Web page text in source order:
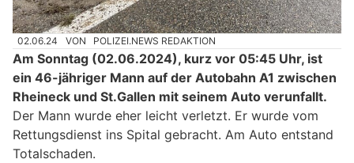
02.06.24 VON POLIZEI.NEWS REDAKTION
Am Sonntag (02.06.2024), kurz vor 05:45 Uhr, ist
ein 46-jähriger Mann auf der Autobahn A1 zwischen
Rheineck und St.Gallen mit seinem Auto verunfallt.
Der Mann wurde eher leicht verletzt. Er wurde vom
Rettungsdienst ins Spital gebracht. Am Auto entstand
Totalschaden.